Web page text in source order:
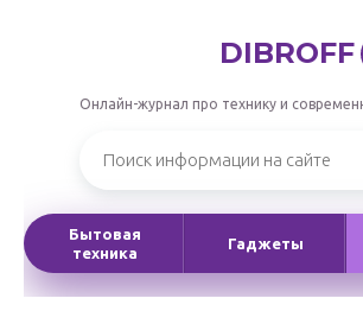
DIBROFF
Онлайн-журнал про технику и
Бытовая
техника
Гаджеты